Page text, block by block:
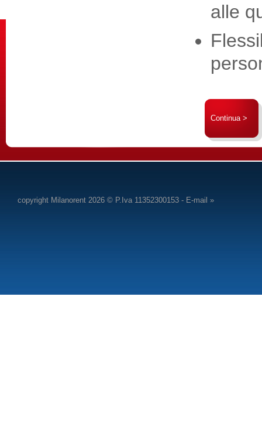
alle
Continua >
copyright Milanorent 2026 © P.Iva 11352300153 - E-mail »